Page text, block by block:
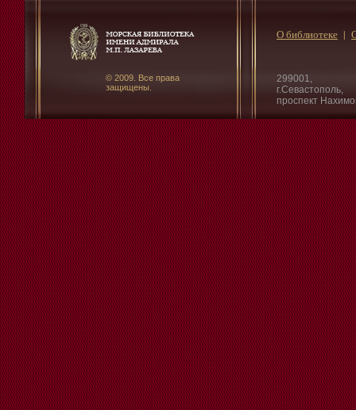
© 2009. Все права
защищены.
299001,
г.Севастополь,
проспект
О библиотеке